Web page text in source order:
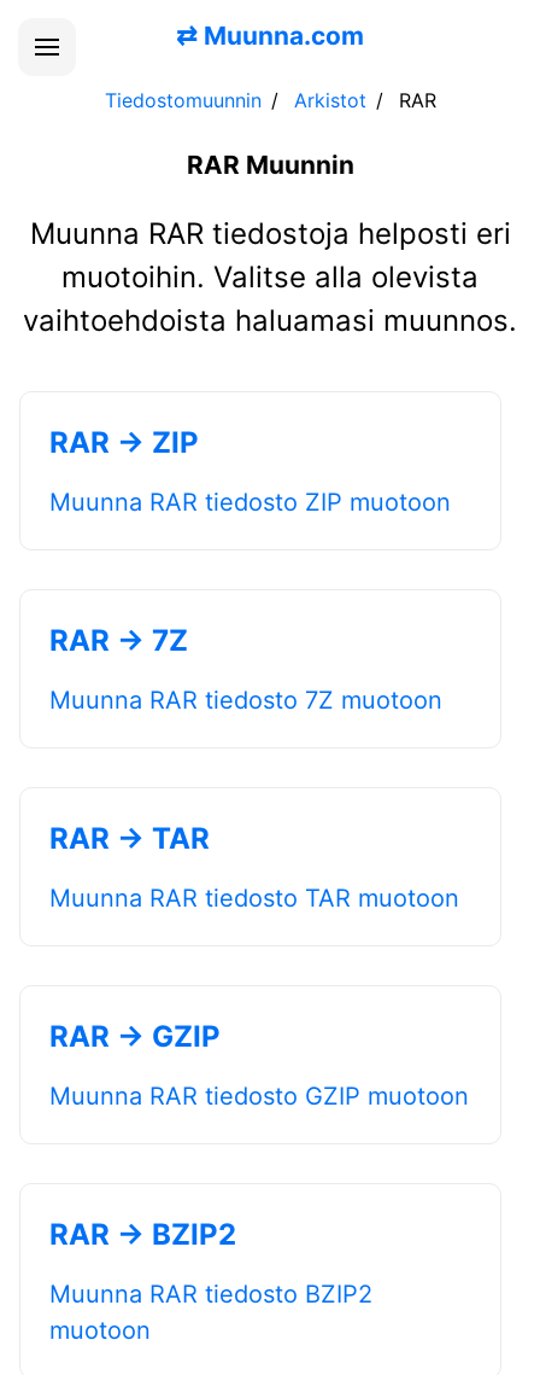
⇄ Muunna.com
Tiedostomuunnin Arkistot RAR
RAR Muunnin
Muunna RAR tiedostoja helposti eri
muotoihin. Valitse alla olevista
vaihtoehdoista haluamasi muunnos.
RAR → ZIP
Muunna RAR tiedosto ZIP muotoon
RAR → 7Z
Muunna RAR tiedosto 7Z muotoon
RAR → TAR
Muunna RAR tiedosto TAR muotoon
RAR → GZIP
Muunna RAR tiedosto GZIP muotoon
RAR → BZIP2
Muunna RAR tiedosto BZIP2
muotoon